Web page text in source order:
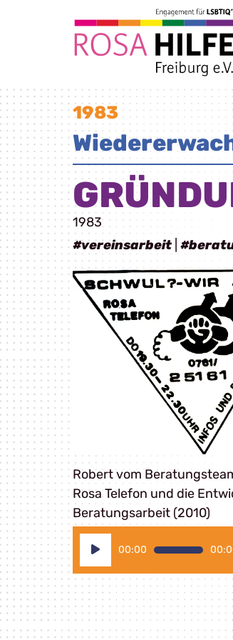
1983
1983
#vereinsarbeit |
Robert vom
Rosa Telefon und die
Beratungsarbeit (2010)
Audio- 00:00